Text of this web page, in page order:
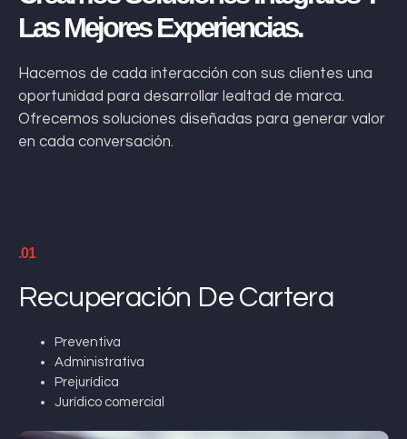
Las Mejores Experiencias.
Hacemos de cada interacción con sus clientes una
oportunidad para desarrollar lealtad de marca.
Ofrecemos soluciones diseñadas para generar valor
en cada conversación.
.01
Recuperación De Cartera
Preventiva
Administrativa
Prejurídica
Jurídico comercial